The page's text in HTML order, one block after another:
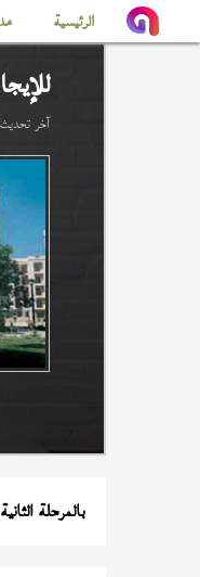
الرئيسية
آخر تحديث
بالمرحلة